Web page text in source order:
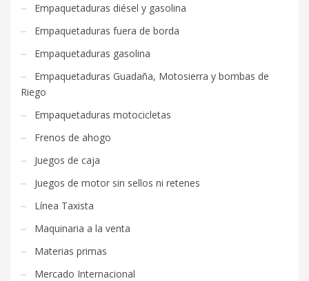
Empaquetaduras diésel y gasolina
Empaquetaduras fuera de borda
Empaquetaduras gasolina
Empaquetaduras Guadaña, Motosierra y bombas de
Riego
Empaquetaduras motocicletas
Frenos de ahogo
Juegos de caja
Juegos de motor sin sellos ni retenes
Línea Taxista
Maquinaria a la venta
Materias primas
Mercado Internacional